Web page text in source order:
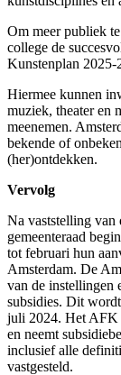
Om meer publiek
college de
Kunstenplan 2025-
Hiermee kunnen
muziek, theater en
meenemen.
bekende of
(her)ontdekken.
Vervolg
Na vaststelling
gemeenteraad
tot februari hun
Amsterdam. De
van de instellingen
subsidies. Dit
juli 2024. Het AFK
en neemt
inclusief alle
vastgesteld.